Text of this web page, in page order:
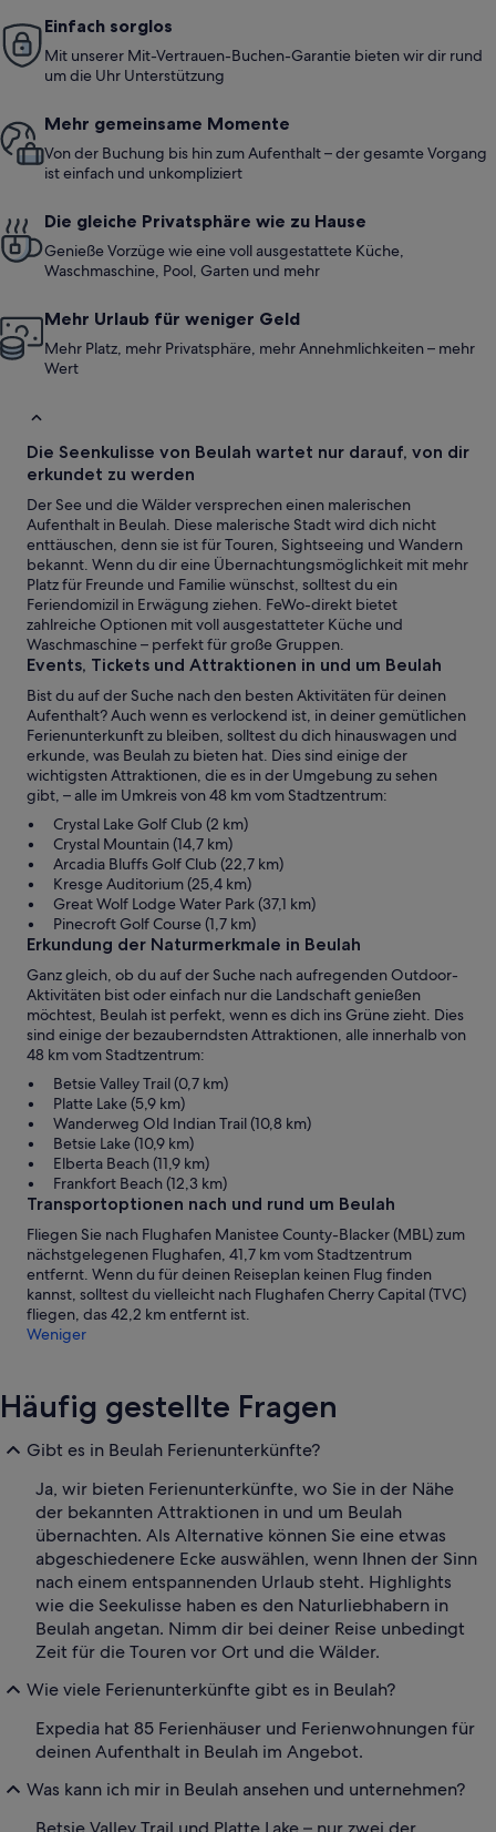
Einfach sorglos
Mit unserer Mit-Vertrauen-Buchen-Garantie bieten wir dir rund
um die Uhr Unterstützung
Mehr gemeinsame Momente
Von der Buchung bis hin zum Aufenthalt – der gesamte Vorgang
ist einfach und unkompliziert
Die gleiche Privatsphäre wie zu Hause
Genieße Vorzüge wie eine voll ausgestattete Küche,
Waschmaschine, Pool, Garten und mehr
Mehr Urlaub für weniger Geld
Mehr Platz, mehr Privatsphäre, mehr Annehmlichkeiten – mehr
Wert
Die Seenkulisse von Beulah wartet nur darauf, von dir
erkundet zu werden
Der See und die Wälder versprechen einen malerischen
Aufenthalt in Beulah. Diese malerische Stadt wird dich nicht
enttäuschen, denn sie ist für Touren, Sightseeing und Wandern
bekannt. Wenn du dir eine Übernachtungsmöglichkeit mit mehr
Platz für Freunde und Familie wünschst, solltest du ein
Feriendomizil in Erwägung ziehen. FeWo-direkt bietet
zahlreiche Optionen mit voll ausgestatteter Küche und
Waschmaschine – perfekt für große Gruppen.
Events, Tickets und Attraktionen in und um Beulah
Bist du auf der Suche nach den besten Aktivitäten für deinen
Aufenthalt? Auch wenn es verlockend ist, in deiner gemütlichen
Ferienunterkunft zu bleiben, solltest du dich hinauswagen und
erkunde, was Beulah zu bieten hat. Dies sind einige der
wichtigsten Attraktionen, die es in der Umgebung zu sehen
gibt, – alle im Umkreis von 48 km vom Stadtzentrum:
Crystal Lake Golf Club (2 km)
Crystal Mountain (14,7 km)
Arcadia Bluffs Golf Club (22,7 km)
Kresge Auditorium (25,4 km)
Great Wolf Lodge Water Park (37,1 km)
Pinecroft Golf Course (1,7 km)
Erkundung der Naturmerkmale in Beulah
Ganz gleich, ob du auf der Suche nach aufregenden Outdoor-
Aktivitäten bist oder einfach nur die Landschaft genießen
möchtest, Beulah ist perfekt, wenn es dich ins Grüne zieht. Dies
sind einige der bezauberndsten Attraktionen, alle innerhalb von
48 km vom Stadtzentrum:
Betsie Valley Trail (0,7 km)
Platte Lake (5,9 km)
Wanderweg Old Indian Trail (10,8 km)
Betsie Lake (10,9 km)
Elberta Beach (11,9 km)
Frankfort Beach (12,3 km)
Transportoptionen nach und rund um Beulah
Fliegen Sie nach Flughafen Manistee County-Blacker (MBL) zum
nächstgelegenen Flughafen, 41,7 km vom Stadtzentrum
entfernt. Wenn du für deinen Reiseplan keinen Flug finden
kannst, solltest du vielleicht nach Flughafen Cherry Capital (TVC)
fliegen, das 42,2 km entfernt ist.
Weniger
Häufig gestellte Fragen
Gibt es in Beulah Ferienunterkünfte?
Ja, wir bieten Ferienunterkünfte, wo Sie in der Nähe
der bekannten Attraktionen in und um Beulah
übernachten. Als Alternative können Sie eine etwas
abgeschiedenere Ecke auswählen, wenn Ihnen der Sinn
nach einem entspannenden Urlaub steht. Highlights
wie die Seekulisse haben es den Naturliebhabern in
Beulah angetan. Nimm dir bei deiner Reise unbedingt
Zeit für die Touren vor Ort und die Wälder.
Wie viele Ferienunterkünfte gibt es in Beulah?
Expedia hat 85 Ferienhäuser und Ferienwohnungen für
deinen Aufenthalt in Beulah im Angebot.
Was kann ich mir in Beulah ansehen und unternehmen?